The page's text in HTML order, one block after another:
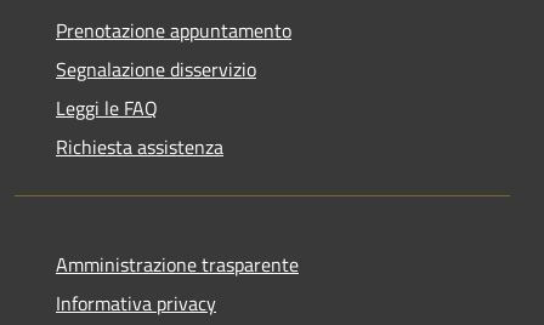
Prenotazione appuntamento
Segnalazione disservizio
Leggi le FAQ
Richiesta assistenza
Amministrazione trasparente
Informativa privacy